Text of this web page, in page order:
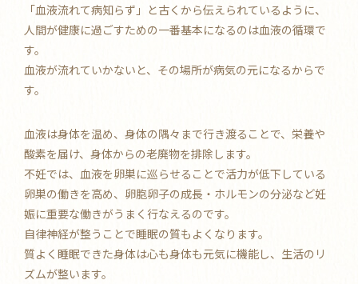
「血液流れて病知らず」と古くから伝えられているように、
人間が健康に過ごすための一番基本になるのは血液の循環で
す。
血液が流れていかないと、その場所が病気の元になるからで
す。
血液は身体を温め、身体の隅々まで行き渡ることで、栄養や
酸素を届け、身体からの老廃物を排除します。
不妊では、血液を卵巣に巡らせることで活力が低下している
卵巣の働きを高め、卵胞卵子の成長・ホルモンの分泌など妊
娠に重要な働きがうまく行なえるのです。
自律神経が整うことで睡眠の質もよくなります。
質よく睡眠できた身体は心も身体も元気に機能し、生活のリ
ズムが整います。